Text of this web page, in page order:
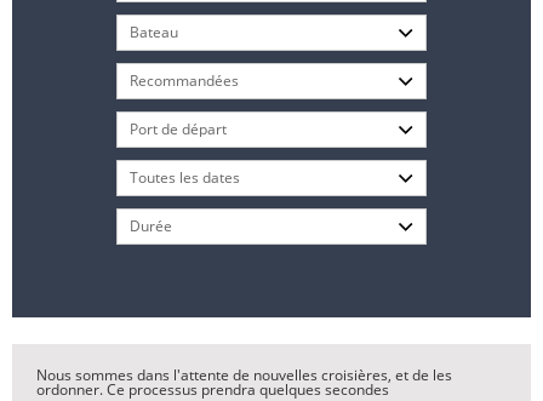
Nous sommes dans l'attente de nouvelles croisières, et de les
ordonner. Ce processus prendra quelques secondes